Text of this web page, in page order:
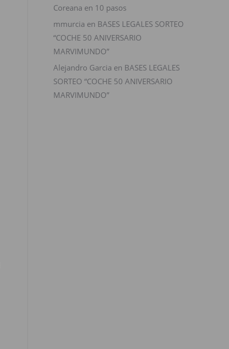
Coreana en 10 pasos
mmurcia en BASES LEGALES SORTEO
“COCHE 50 ANIVERSARIO
MARVIMUNDO”
Alejandro Garcia en BASES LEGALES
SORTEO “COCHE 50 ANIVERSARIO
MARVIMUNDO”